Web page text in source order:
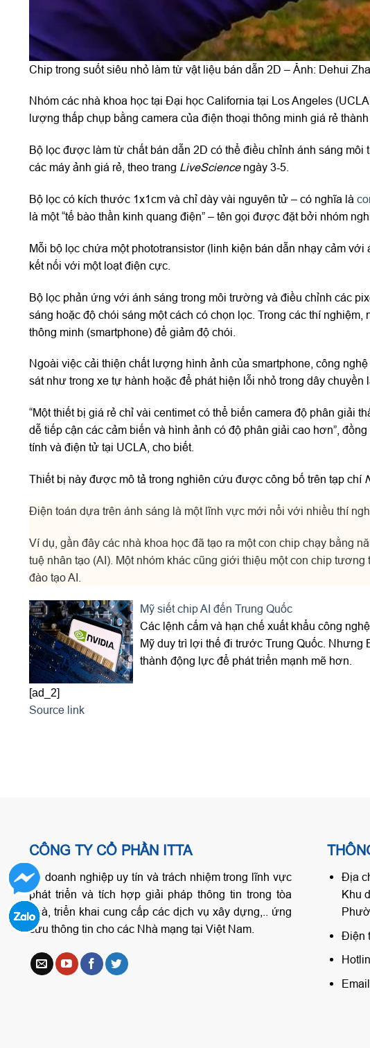
Chip trong suốt siêu nhỏ làm từ vật liệu bán dẫn 2D – Ảnh: Dehui
Nhóm các nhà khoa học tại Đại học California tại Los Angeles
lượng thấp chụp bằng camera của điện thoại thông minh giá rẻ
Bộ lọc được làm từ chất bán dẫn 2D có thể điều chỉnh ánh sáng
các máy ảnh giá rẻ, theo trang LiveScience ngày 3-5.
Bộ lọc có kích thước 1x1cm và chỉ dày vài nguyên tử – có nghĩa là
là một “tế bào thần kinh quang điện” – tên gọi được đặt bởi nhóm
Mỗi bộ lọc chứa một phototransistor (linh kiện bán dẫn nhạy cảm
kết nối với một loạt điện cực.
Bộ lọc phản ứng với ánh sáng trong môi trường và điều chỉnh các
sáng hoặc độ chói sáng một cách có chọn lọc. Trong các thí
thông minh (smartphone) để giảm độ chói.
Ngoài việc cải thiện chất lượng hình ảnh của smartphone, công
sát như trong xe tự hành hoặc để phát hiện lỗi nhỏ trong dây chuyền
“Một thiết bị giá rẻ chỉ vài centimet có thể biến camera độ phân giải
dễ tiếp cận các cảm biến và hình ảnh có độ phân giải cao hơn”,
tính và điện tử tại UCLA, cho biết.
Thiết bị này được mô tả trong nghiên cứu được công bố trên tạp chí
Điện toán dựa trên ánh sáng là một lĩnh vực mới nổi với nhiều thí
Ví dụ, gần đây các nhà khoa học đã tạo ra một con chip chạy bằng
tuệ nhân tạo (AI). Một nhóm khác cũng giới thiệu một con chip
đào tạo AI.
Mỹ siết chip AI đến Trung Quốc
Các lệnh cấm và hạn chế xuất khẩu công
Mỹ duy trì lợi thế đi trước Trung Quốc. Nhưng
thành động lực để phát triển mạnh mẽ hơn.
[ad_2]
Source link
CÔNG TY CỔ PHẦN ITTA
Là doanh nghiệp uy tín và trách nhiệm trong lĩnh vực
phát triển và tích hợp giải pháp thông tin trong tòa
nhà, triển khai cung cấp các dịch vụ xây dựng,.. ứng
cứu thông tin cho các Nhà mạng tại Việt Nam.
Địa
Khu
Điện